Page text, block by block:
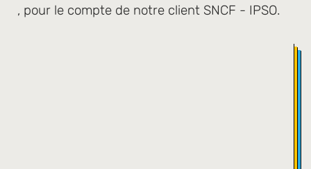
, pour le compte de notre client SNCF - IPSO.